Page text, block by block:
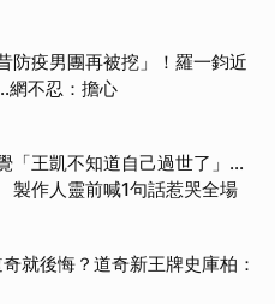
防疫男團再被挖」！羅一鈞近
網不忍：擔心
「王凱不知道自己過世了」...
作人靈前喊1句話惹哭全場
就後悔？道奇新王牌史庫柏：